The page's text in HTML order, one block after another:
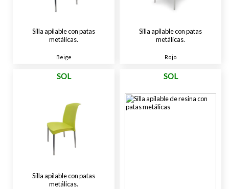
Silla apilable con patas
metálicas.
Beige
Silla apilable con patas
metálicas.
Rojo
SOL
Silla apilable con patas
metálicas.
SOL